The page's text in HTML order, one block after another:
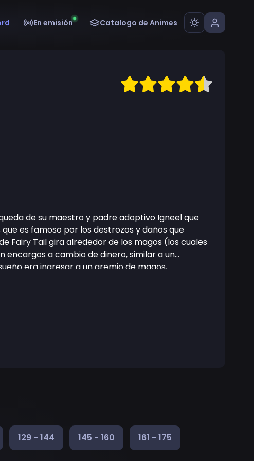
En emisión Catalogo de Animes
de su maestro y padre adoptivo Igneel que
es famoso por los destrozos y daños que
Fairy Tail gira alrededor de los magos (los cuales
encargos a cambio de dinero, similar a un
era ingresar a un gremio de magos,
129 - 144 145 - 160 161 - 175